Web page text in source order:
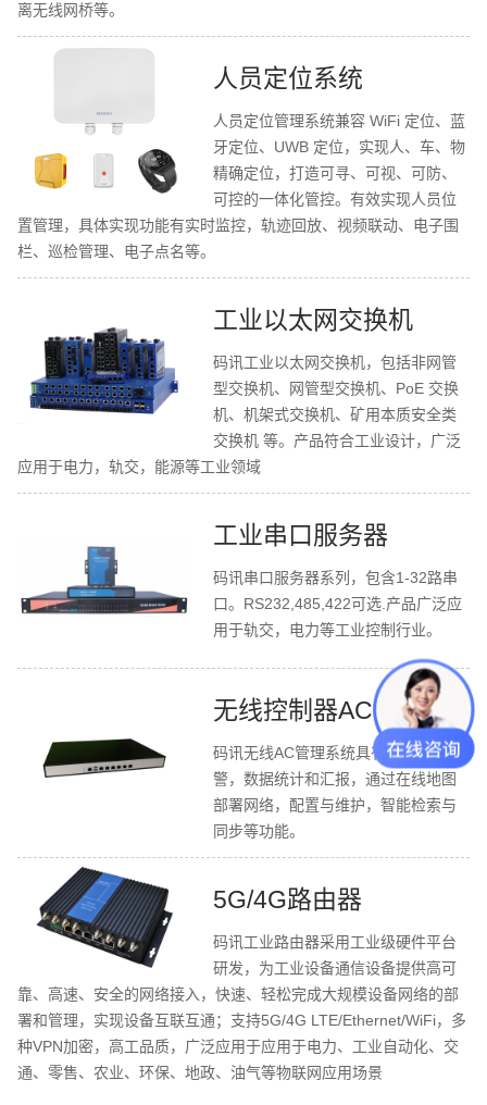
离无线网桥等。
人员定位系统
人员定位管理系统兼容 WiFi 定位、蓝
牙定位、UWB 定位，实现人、车、物
精确定位，打造可寻、可视、可防、
可控的一体化管控。有效实现人员位
置管理，具体实现功能有实时监控，轨迹回放、视频联动、电子围
栏、巡检管理、电子点名等。
工业以太网交换机
码讯工业以太网交换机，包括非网管
型交换机、网管型交换机、PoE 交换
机、机架式交换机、矿用本质安全类
交换机 等。产品符合工业设计，广泛
应用于电力，轨交，能源等工业领域
工业串口服务器
码讯串口服务器系列，包含1-32路串
口。RS232,485,422可选.产品广泛应
用于轨交，电力等工业控制行业。
无线控制器AC
码讯无线AC管理系统具有发现与告
警，数据统计和汇报，通过在线地图
部署网络，配置与维护，智能检索与
同步等功能。
5G/4G路由器
码讯工业路由器采用工业级硬件平台
研发，为工业设备通信设备提供高可
靠、高速、安全的网络接入，快速、轻松完成大规模设备网络的部
署和管理，实现设备互联互通；支持5G/4G LTE/Ethernet/WiFi，多
种VPN加密，高工品质，广泛应用于应用于电力、工业自动化、交
通、零售、农业、环保、地政、油气等物联网应用场景